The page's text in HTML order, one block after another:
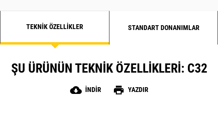
TEKNIK ÖZELLIKLER STANDART DONANIMLAR
ŞU ÜRÜNÜN TEKNIK ÖZELLIKLERI: C32
cloud_download İNDIR print YAZDIR